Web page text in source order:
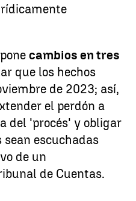
cambios en tres
que los hechos
de 2023; así,
el perdón a
del 'procés' y obligar
escuchadas
de un
de Cuentas.